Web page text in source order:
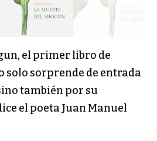
el primer libro de
solo sorprende de entrada
también por su
el poeta Juan Manuel